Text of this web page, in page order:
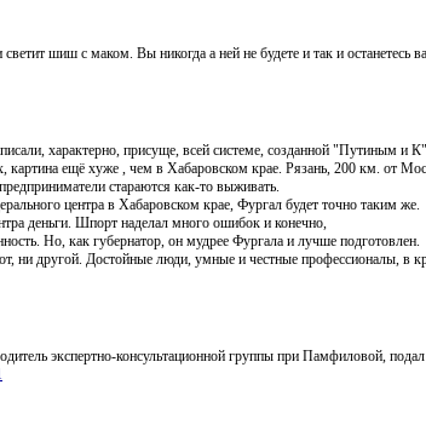
светит шиш с маком. Вы никогда а ней не будете и так и
характерно, присуще, всей системе, созданной "Путиным и
картина ещё хуже , чем в Хабаровском крае. Рязань, 200 км. от
стараются как-то выживать.
центра в Хабаровском крае, Фургал будет точно таким же.
деньги. Шпорт наделал много ошибок и конечно,
Но, как губернатор, он мудрее Фургала и лучше подготовлен.
ни другой. Достойные люди, умные и честные профессионалы, в
экспертно-консультационной группы при Памфиловой,